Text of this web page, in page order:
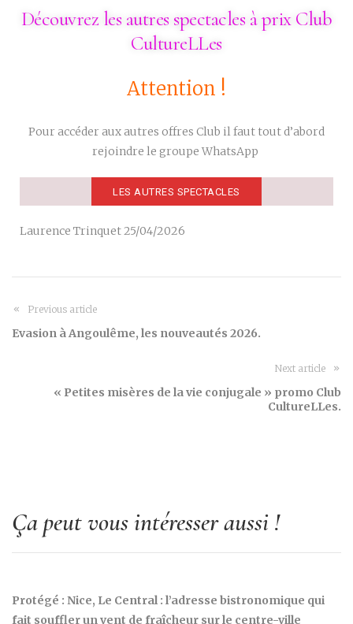
Découvrez les autres spectacles à prix Club
CultureLLes
Attention !
Pour accéder aux autres offres Club il faut tout d’abord
rejoindre le groupe WhatsApp
LES AUTRES SPECTACLES
Laurence Trinquet 25/04/2026
Previous article
Evasion à Angoulême, les nouveautés 2026.
Next article
« Petites misères de la vie conjugale » promo Club
CultureLLes.
Ça peut vous intéresser aussi !
Protégé : Nice, Le Central : l’adresse bistronomique qui
fait souffler un vent de fraîcheur sur le centre-ville